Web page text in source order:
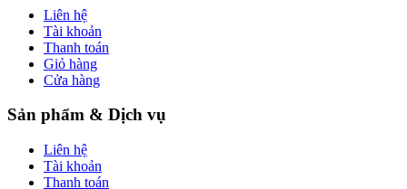
Liên hệ
Tài khoản
Thanh toán
Giỏ hàng
Cửa hàng
Sản phẩm & Dịch vụ
Liên hệ
Tài khoản
Thanh toán